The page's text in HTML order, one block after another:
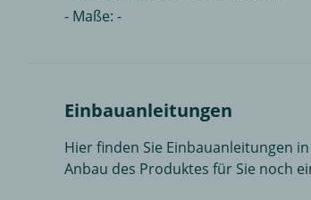
- Maße: -
Einbauanleitungen
Hier finden Sie Einbauanleitungen
Anbau des Produktes für Sie noch